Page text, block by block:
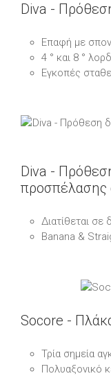
Diva -
Επαφή με
4 ° και 8 °
Εγκοπές
Diva -
προσπέλασης
Διατίθεται
Banana &
Socore -
Τρία σημεία
Πολυαξονικό